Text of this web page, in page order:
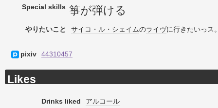
Special skills 箏が弾ける
やりたいこと サイコ・ル・シェイムのライヴに行きたいっス
pixiv 44310457
Likes
Drinks liked アルコール